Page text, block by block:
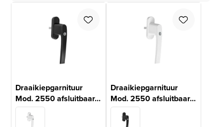
Draaikiepgarnituur
Mod. 2550 afsluitbaar...
Draaikiepgarnituur
Mod. 2550 afsluitbaar...